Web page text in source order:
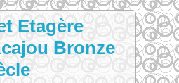
Etagère
Bronze